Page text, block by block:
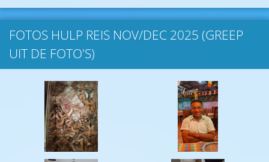
FOTOS HULP REIS NOV/DEC 2025 (GREEP
UIT DE FOTO'S)